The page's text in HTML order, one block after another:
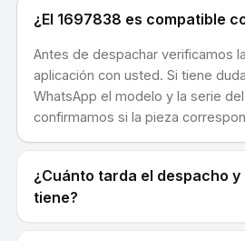
¿El 1697838 es compatible
Antes de despachar verificamos
aplicación con usted. Si tiene
WhatsApp el modelo y la serie
confirmamos si la pieza
¿Cuánto tarda el despacho
tiene?